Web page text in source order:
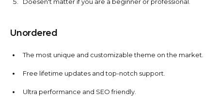
Unordered
The most unique and customizable theme on the market.
Free lifetime updates and top-notch support.
Ultra performance and SEO friendly.